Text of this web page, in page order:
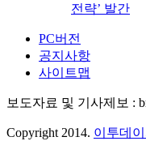
전략’ 발간
PC버전
공지사항
사이트맵
보도자료 및 기사제보 :
Copyright 2014. 이투데